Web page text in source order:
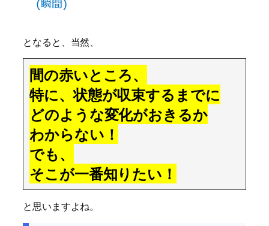
となると、当然、
間の赤いところ、
特に、状態が収束するまでに
どのような変化がおきるか
わからない！
でも、
そこが一番知りたい！
と思いますよね。